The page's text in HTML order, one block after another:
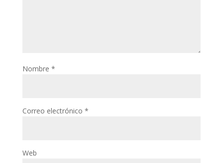
Nombre *
Correo electrónico *
Web